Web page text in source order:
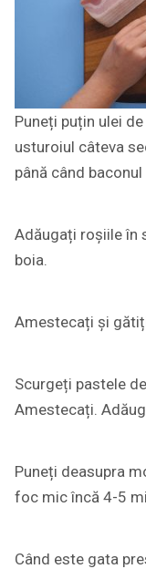
Puneți puțin ulei
usturoiul câteva
până când
Adăugați roșiile în
boia.
Amestecați și
Scurgeți pastele
Amestecați.
Puneți deasupra
foc mic încă 4-5
Când este gata